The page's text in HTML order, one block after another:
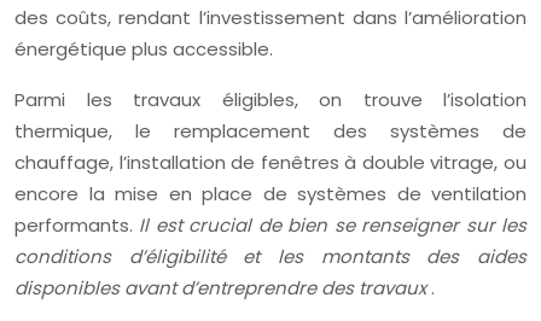
des coûts, rendant l’investissement dans l’amélioration
énergétique plus accessible.
Parmi les travaux éligibles, on trouve l’isolation
thermique, le remplacement des systèmes de
chauffage, l’installation de fenêtres à double vitrage, ou
encore la mise en place de systèmes de ventilation
performants. Il est crucial de bien se renseigner sur les
conditions d’éligibilité et les montants des aides
disponibles avant d’entreprendre des travaux.